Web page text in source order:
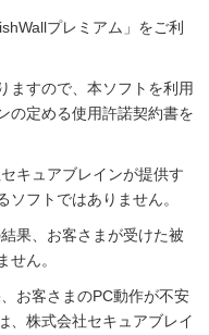
プレミアム」をご利
ますので、本ソフトを利用
の定める使用許諾契約書を
キュアブレインが提供す
フトではありません。
果、お客さまが受けた被
ん。
お客さまのPC動作が不安
、株式会社セキュアブレイ